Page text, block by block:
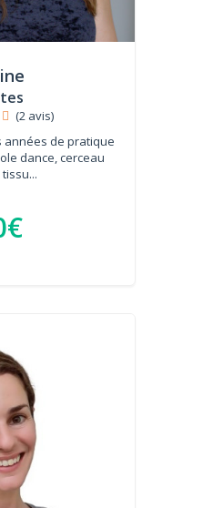
(2 avis)
années de pratique
dance, cerceau